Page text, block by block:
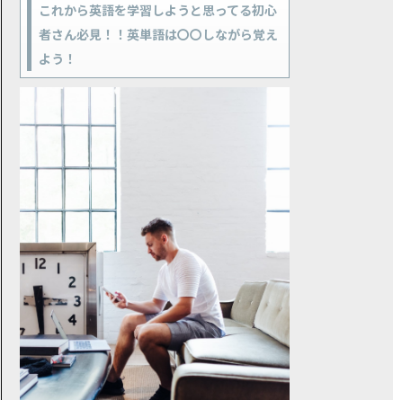
これから英語を学習しようと思ってる初心
者さん必見！！英単語は〇〇しながら覚え
よう！